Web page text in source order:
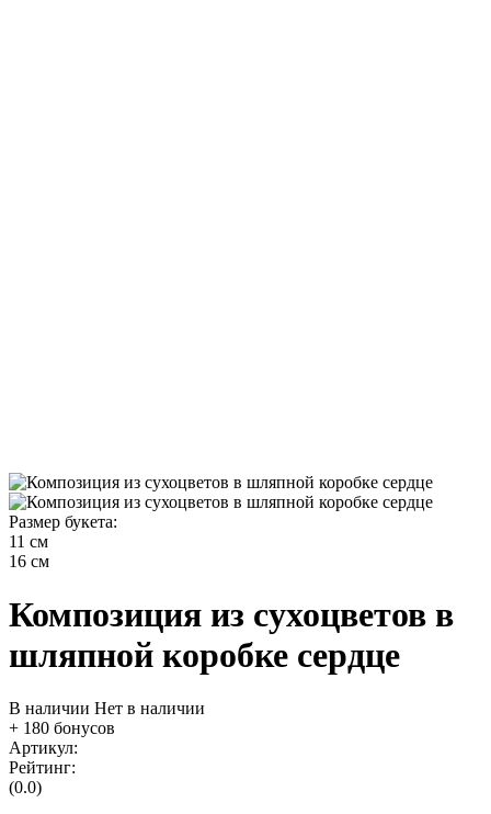
Размер букета:
11 см
16 см
Композиция из сухоцветов в
шляпной коробке сердце
В наличии Нет в наличии
+ 180 бонусов
Артикул:
Рейтинг:
(0.0)